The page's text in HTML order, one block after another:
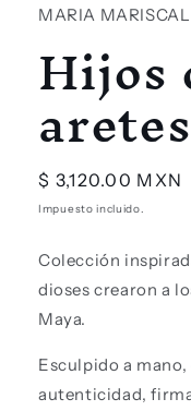
en
ventana
modal
MARIA MARISCAL
Hijos
Precio
habitual
$ 3,120.00 MXN
Impuesto incluido.
Colección
dioses crearon a
Maya.
Esculpido a
autenticidad,